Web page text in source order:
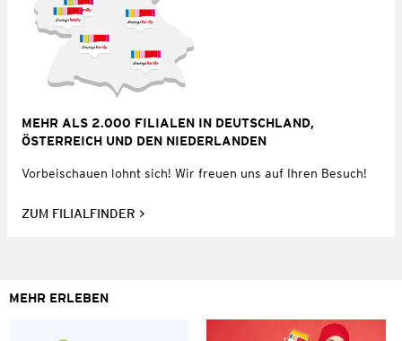
MEHR ALS 2.000 FILIALEN IN DEUTSCHLAND,
ÖSTERREICH UND DEN NIEDERLANDEN
Vorbeischauen lohnt sich! Wir freuen uns auf Ihren Besuch!
ZUM FILIALFINDER
MEHR ERLEBEN